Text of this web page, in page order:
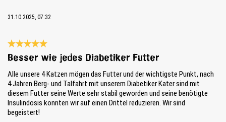
31.10.2025, 07:32
Review with rating of 5 out of 5 stars
Besser wie jedes Diabetiker Futter
Alle unsere 4 Katzen mögen das Futter und der wichtigste Punkt, nach
4 Jahren Berg- und Talfahrt mit unserem Diabetiker Kater sind mit
diesem Futter seine Werte sehr stabil geworden und seine benötigte
Insulindosis konnten wir auf einen Drittel reduzieren. Wir sind
begeistert!